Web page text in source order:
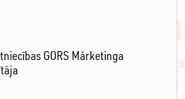
GORS Mārketinga